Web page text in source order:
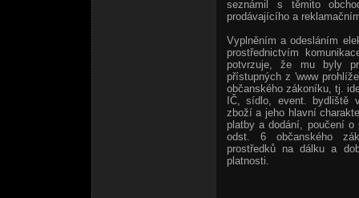
seznámil s těmito
prodávajícího a
Vyplněním a odesláním
prostřednictvím
potvrzuje, že mu byly
přístupných z 'www
občanského zákoníku, tj.
IČ, sídlo, event. bydliště
zboží a jeho hlavní
platby a dodání, poučení
odst. 6 občanského
prostředků na dálku a
platnosti.